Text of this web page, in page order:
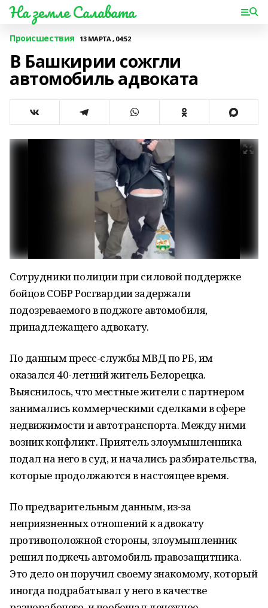
На земле Салавата
Происшествия 13 МАРТА , 04:52
В Башкирии сожгли
автомобиль адвоката
Сотрудники полиции при силовой поддержке
бойцов СОБР Росгвардии задержали
подозреваемого в поджоге автомобиля,
принадлежащего адвокату.
По данным пресс-службы МВД по РБ, им
оказался 40-летний житель Белорецка.
Выяснилось, что местные жители с партнером
занимались коммерческими сделками в сфере
недвижимости и автотранспорта. Между ними
возник конфликт. Приятель злоумышленника
подал на него в суд, и начались разбирательства,
которые продолжаются в настоящее время.
По предварительным данным, из-за
неприязненных отношений к адвокату
противоположной стороны, злоумышленник
решил поджечь автомобиль правозащитника.
Это дело он поручил своему знакомому, который
иногда подрабатывал у него в качестве